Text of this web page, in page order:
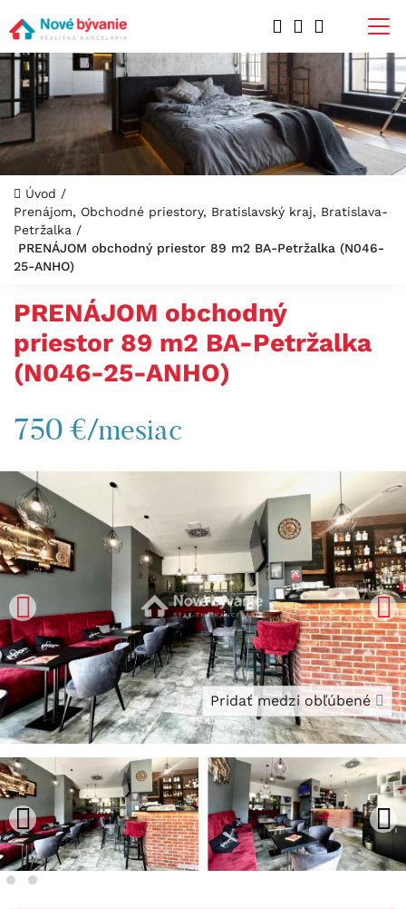
Úvod /
Prenájom, Obchodné priestory, Bratislavský kraj, Bratislava-
Petržalka /
PRENÁJOM obchodný priestor 89 m2 BA-Petržalka (N046-
25-ANHO)
PRENÁJOM obchodný
priestor 89 m2 BA-Petržalka
(N046-25-ANHO)
750 €/mesiac
Pridať medzi obľúbené